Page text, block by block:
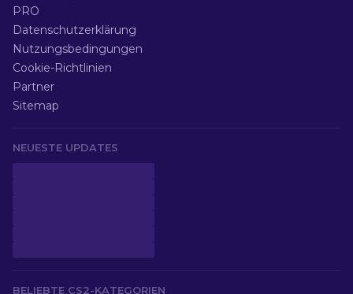
PRO
Datenschutzerklärung
Nutzungsbedingungen
Cookie-Richtlinien
Partner
Sitemap
NEUESTE UPDATES
BELIEBTE CS2-KATEGORIEN